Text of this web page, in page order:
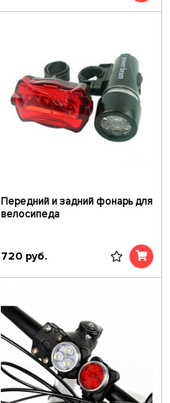
Передний и задний фонарь для
велосипеда
720 руб.